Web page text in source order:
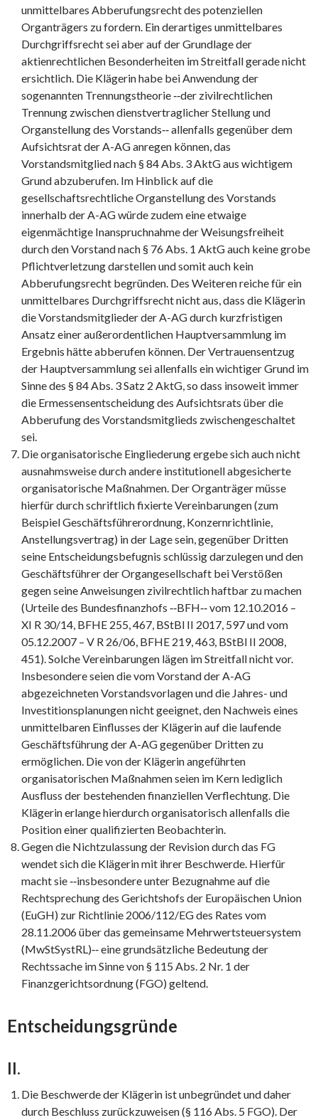
unmittelbares Abberufungsrecht des potenziellen
Organträgers zu fordern. Ein derartiges unmittelbares
Durchgriffsrecht sei aber auf der Grundlage der
aktienrechtlichen Besonderheiten im Streitfall gerade nicht
ersichtlich. Die Klägerin habe bei Anwendung der
sogenannten Trennungstheorie ‑‑der zivilrechtlichen
Trennung zwischen dienstvertraglicher Stellung und
Organstellung des Vorstands‑‑ allenfalls gegenüber dem
Aufsichtsrat der A-AG anregen können, das
Vorstandsmitglied nach § 84 Abs. 3 AktG aus wichtigem
Grund abzuberufen. Im Hinblick auf die
gesellschaftsrechtliche Organstellung des Vorstands
innerhalb der A-AG würde zudem eine etwaige
eigenmächtige Inanspruchnahme der Weisungsfreiheit
durch den Vorstand nach § 76 Abs. 1 AktG auch keine grobe
Pflichtverletzung darstellen und somit auch kein
Abberufungsrecht begründen. Des Weiteren reiche für ein
unmittelbares Durchgriffsrecht nicht aus, dass die Klägerin
die Vorstandsmitglieder der A-AG durch kurzfristigen
Ansatz einer außerordentlichen Hauptversammlung im
Ergebnis hätte abberufen können. Der Vertrauensentzug
der Hauptversammlung sei allenfalls ein wichtiger Grund im
Sinne des § 84 Abs. 3 Satz 2 AktG, so dass insoweit immer
die Ermessensentscheidung des Aufsichtsrats über die
Abberufung des Vorstandsmitglieds zwischengeschaltet
sei.
Die organisatorische Eingliederung ergebe sich auch nicht
ausnahmsweise durch andere institutionell abgesicherte
organisatorische Maßnahmen. Der Organträger müsse
hierfür durch schriftlich fixierte Vereinbarungen (zum
Beispiel Geschäftsführerordnung, Konzernrichtlinie,
Anstellungsvertrag) in der Lage sein, gegenüber Dritten
seine Entscheidungsbefugnis schlüssig darzulegen und den
Geschäftsführer der Organgesellschaft bei Verstößen
gegen seine Anweisungen zivilrechtlich haftbar zu machen
(Urteile des Bundesfinanzhofs ‑‑BFH‑‑ vom 12.10.2016 –
XI R 30/14, BFHE 255, 467, BStBl II 2017, 597 und vom
05.12.2007 – V R 26/06, BFHE 219, 463, BStBl II 2008,
451). Solche Vereinbarungen lägen im Streitfall nicht vor.
Insbesondere seien die vom Vorstand der A-AG
abgezeichneten Vorstandsvorlagen und die Jahres- und
Investitionsplanungen nicht geeignet, den Nachweis eines
unmittelbaren Einflusses der Klägerin auf die laufende
Geschäftsführung der A-AG gegenüber Dritten zu
ermöglichen. Die von der Klägerin angeführten
organisatorischen Maßnahmen seien im Kern lediglich
Ausfluss der bestehenden finanziellen Verflechtung. Die
Klägerin erlange hierdurch organisatorisch allenfalls die
Position einer qualifizierten Beobachterin.
Gegen die Nichtzulassung der Revision durch das FG
wendet sich die Klägerin mit ihrer Beschwerde. Hierfür
macht sie ‑‑insbesondere unter Bezugnahme auf die
Rechtsprechung des Gerichtshofs der Europäischen Union
(EuGH) zur Richtlinie 2006/112/EG des Rates vom
28.11.2006 über das gemeinsame Mehrwertsteuersystem
(MwStSystRL)‑‑ eine grundsätzliche Bedeutung der
Rechtssache im Sinne von § 115 Abs. 2 Nr. 1 der
Finanzgerichtsordnung (FGO) geltend.
Entscheidungsgründe
II.
Die Beschwerde der Klägerin ist unbegründet und daher
durch Beschluss zurückzuweisen (§ 116 Abs. 5 FGO). Der